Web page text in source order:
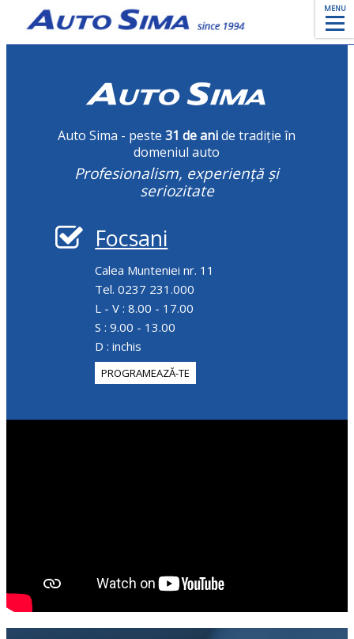
MENU
Auto Sima - peste31 de anide tradiție în
domeniul auto
Profesionalism, experiență și
seriozitate
Focsani
Calea Munteniei nr. 11
Tel. 0237 231.000
L - V : 8.00 - 17.00
S : 9.00 - 13.00
D : inchis
PROGRAMEAZĂ-TE